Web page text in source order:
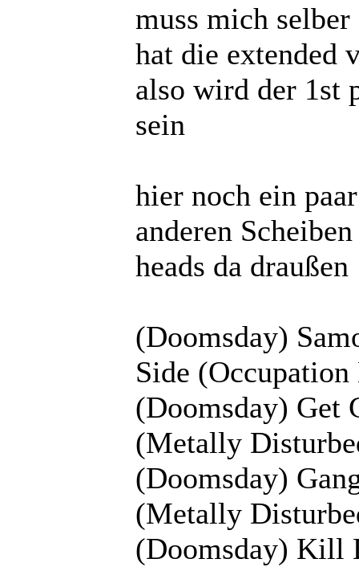
muss mich
hat die extended
also wird der 1st
sein
hier noch ein
anderen
heads da draußen
(Doomsday)
Side (Occupation
(Doomsday) Get
(Metally
(Doomsday)
(Metally
(Doomsday) Kill